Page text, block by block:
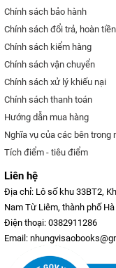
Chính sách bảo hành
Chính sách đổi trả, hoàn tiền
Chính sách kiểm hàng
Chính sách vận chuyển
Chính sách xử lý khiếu nại
Chính sách thanh toán
Hướng dẫn mua hàng
Nghĩa vụ của các bên trong
Tích điểm - tiêu điểm
Liên hệ
Địa chỉ: Lô số khu 33BT2,
Nam Từ Liêm, thành phố
Điện thoại: 0382911286
Email: